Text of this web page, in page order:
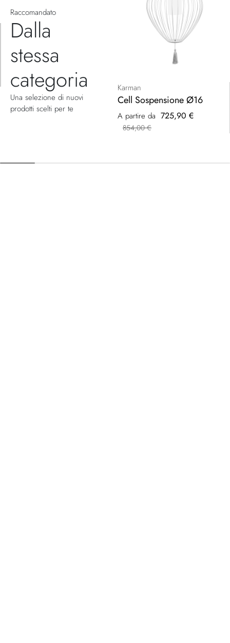
Raccomandato
Dalla
stessa
categoria
Una selezione di nuovi
prodotti scelti per te
Karman
Cell Sospensione Ø16
A partire da 725,90 €
854,00 €